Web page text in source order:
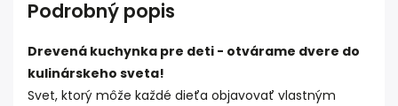
Podrobný popis
Drevená kuchynka pre deti - otvárame dvere do
kulinárskeho sveta!
Svet, ktorý môže každé dieťa objavovať vlastným